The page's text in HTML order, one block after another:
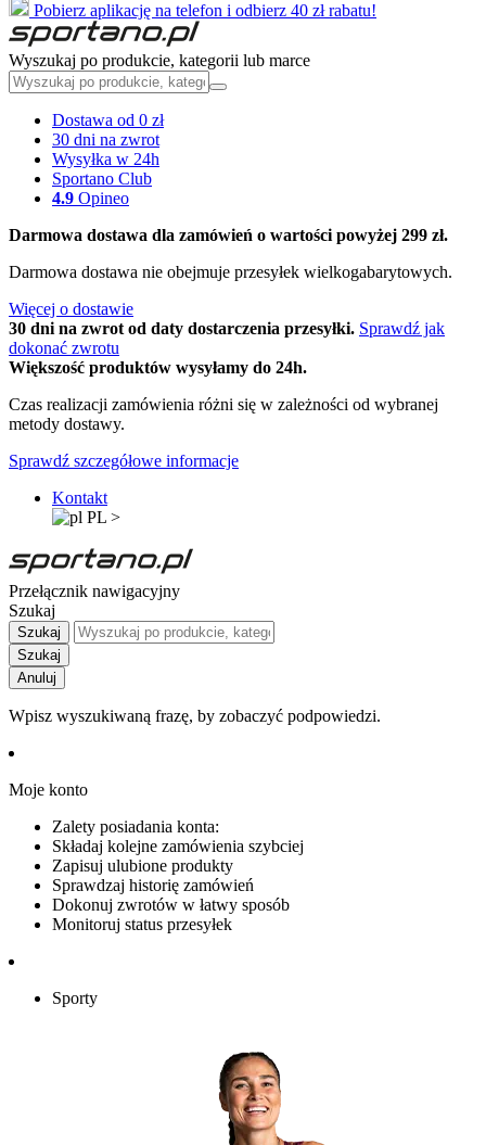
Pobierz aplikację na telefon i odbierz 40 zł rabatu!
Wyszukaj po produkcie, kategorii lub marce
Dostawa od 0 zł
30 dni na zwrot
Wysyłka w 24h
Sportano Club
4.9 Opineo
Darmowa dostawa dla zamówień o wartości powyżej 299 zł.
Darmowa dostawa nie obejmuje przesyłek wielkogabarytowych.
Więcej o dostawie
30 dni na zwrot od daty dostarczenia przesyłki. Sprawdź jak
dokonać zwrotu
Większość produktów wysyłamy do 24h.
Czas realizacji zamówienia różni się w zależności od wybranej
metody dostawy.
Sprawdź szczegółowe informacje
Kontakt
PL >
Przełącznik nawigacyjny
Szukaj
Szukaj
Szukaj
Anuluj
Wpisz wyszukiwaną frazę, by zobaczyć podpowiedzi.
Moje konto
Zalety posiadania konta:
Składaj kolejne zamówienia szybciej
Zapisuj ulubione produkty
Sprawdzaj historię zamówień
Dokonuj zwrotów w łatwy sposób
Monitoruj status przesyłek
Sporty